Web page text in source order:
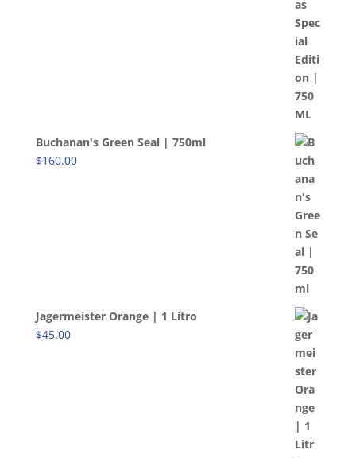
Buchanan's Green Seal | 750ml
$160.00
Jagermeister Orange | 1 Litro
$45.00